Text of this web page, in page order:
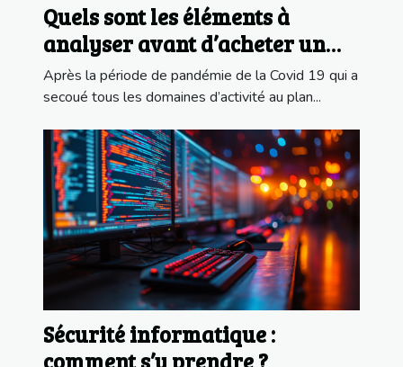
Quels sont les éléments à
analyser avant d’acheter un
laptop pour le télétravail ?
Après la période de pandémie de la Covid 19 qui a
secoué tous les domaines d’activité au plan...
Sécurité informatique :
comment s’y prendre ?